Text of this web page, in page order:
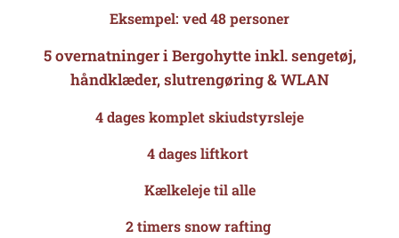
Eksempel: ved 48 personer
5 overnatninger i Bergohytte inkl. sengetøj,
håndklæder, slutrengøring & WLAN
4 dages komplet skiudstyrsleje
4 dages liftkort
Kælkeleje til alle
2 timers snow rafting